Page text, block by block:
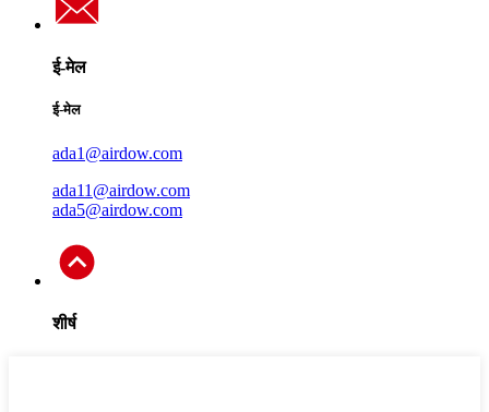
ई-मेल
ई-मेल
ada1@airdow.com
ada11@airdow.com
ada5@airdow.com
शीर्ष